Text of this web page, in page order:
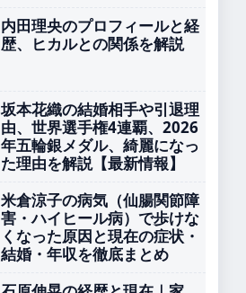
内田理央のプロフィールと経
歴、ヒカルとの関係を解説
坂本花織の結婚相手や引退理
由、世界選手権4連覇、2026
年五輪銀メダル、綺麗になっ
た理由を解説【最新情報】
米倉涼子の病気（仙腸関節障
害・ハイヒール病）で歩けな
くなった原因と現在の症状・
結婚・年収を徹底まとめ